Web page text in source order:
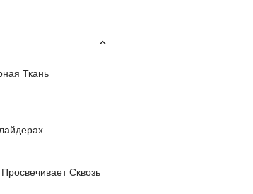
Ткань
Сквозь